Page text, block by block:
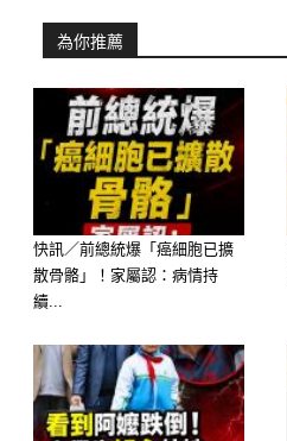
為你推薦
快訊／前總統爆「癌細胞已擴
散骨骼」！家屬認：病情持
續...